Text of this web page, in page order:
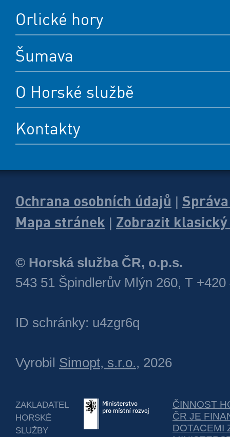
Orlické hory
Šumava
O Horské službě
Kontakty
Ochrana osobních údajů
Mapa stránek
Zobrazit
© Horská služba ČR, o.p.s.
543 51 Špindlerův Mlýn 260, T +420
ID schránky: u4zgr6q
Vyrobil Simopt, s.r.o., 2026
ZAKLADATEL
HORSKÉ
SLUŽBY
ČINNOST
ČR JE
DOTACEMI